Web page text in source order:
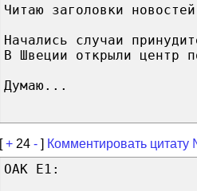
Читаю заголовки новостей
Начались случаи
В Швеции открыли центр
Думаю...
[+ 24 - ] Комментировать
ОАК Е1: